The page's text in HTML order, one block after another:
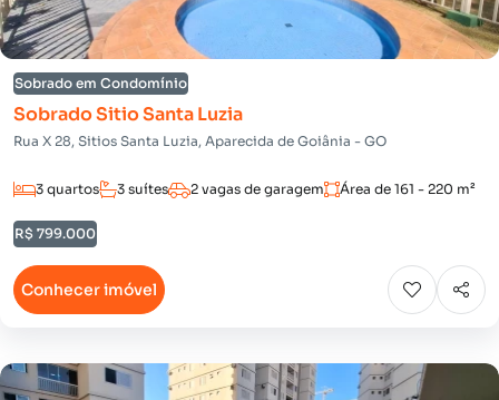
Sobrado em Condomínio
Sobrado Sitio Santa Luzia
Rua X 28, Sitios Santa Luzia, Aparecida de Goiânia - GO
3 quartos 3 suítes 2 vagas de garagem Área de 161 - 220 m²
R$ 799.000
Conhecer imóvel